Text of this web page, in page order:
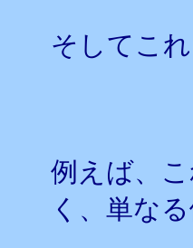
そしてこ
例えば、
く、単な